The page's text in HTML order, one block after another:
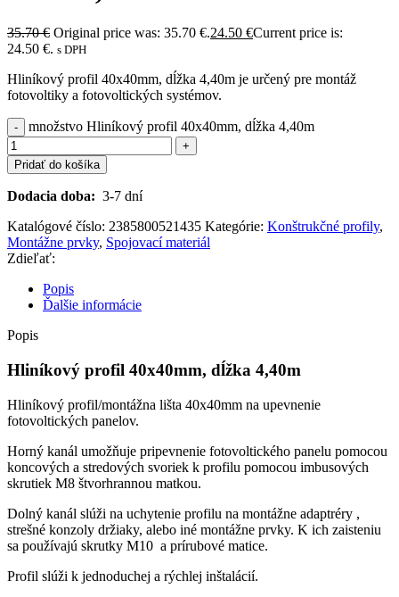
35.70€ Original price was: 35.70 €.24.50 €Current price is:
24.50 €. s DPH
Hliníkový profil 40x40mm, dĺžka 4,40m je určený pre montáž
fotovoltiky a fotovoltických systémov.
množstvo Hliníkový profil 40x40mm, dĺžka 4,40m
Pridať do košíka
Dodacia doba: 3-7 dní
Katalógové číslo: 2385800521435 Kategórie: Konštrukčné profily,
Montážne prvky, Spojovací materiál
Zdieľať:
Popis
Ďalšie informácie
Popis
Hliníkový profil 40x40mm, dĺžka 4,40m
Hliníkový profil/montážna lišta 40x40mm na upevnenie
fotovoltických panelov.
Horný kanál umožňuje pripevnenie fotovoltického panelu pomocou
koncových a stredových svoriek k profilu pomocou imbusových
skrutiek M8 štvorhrannou matkou.
Dolný kanál slúži na uchytenie profilu na montážne adaptréry ,
strešné konzoly držiaky, alebo iné montážne prvky. K ich zaisteniu
sa používajú skrutky M10 a prírubové matice.
Profil slúži k jednoduchej a rýchlej inštalácií.